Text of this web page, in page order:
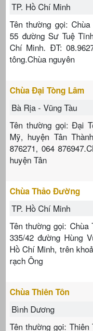
TP. Hồ Chí Minh
Tên thường gọi:
55 đường Sư Tuệ
Chí Minh. ĐT:
tông.Chùa nguyên
Chùa Đại Tòng Lâm
Bà Rịa - Vũng Tàu
Tên thường gọi: Đại
Mỹ, huyện Tân
876271, 064
huyện Tân
Chùa Thảo Đường
TP. Hồ Chí Minh
Tên thường gọi:
335/42 đường Hùng
Hồ Chí Minh, trên
rạch Ông
Chùa Thiên Tôn
Bình Dương
Tên thường gọi: